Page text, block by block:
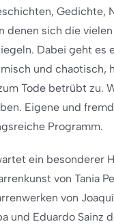
Gedichte,
denen sich die
Dabei geht es
und chaotisch,
Tode betrübt zu.
Eigene und
Programm.
ein besonderer
von Tania
von
und Eduardo Sainz